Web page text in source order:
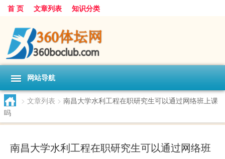
首 页 文章列表 知识分类
网站导航
> 文章列表 > 南昌大学水利工程在职研究生可以通过网络班上课
吗
南昌大学水利工程在职研究生可以通过网络班